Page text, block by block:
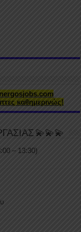
καθημερινώς!
💫💫💫
– 13:30)